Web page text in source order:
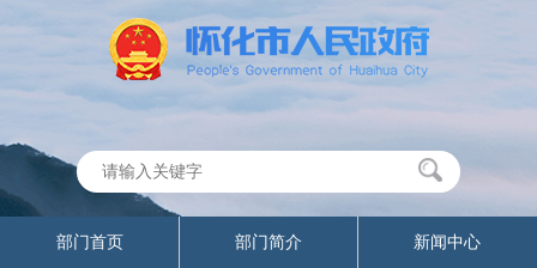
部门首页 部门简介 新闻中心